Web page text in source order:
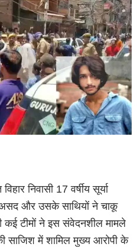
निवासी 17 वर्षीय सूर्या
असद और उसके साथियों ने चाकू
कई टीमों ने इस संवेदनशील मामले
साजिश में शामिल मुख्य आरोपी के